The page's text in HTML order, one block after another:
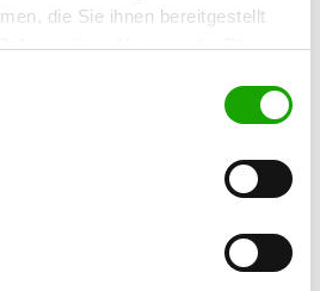
die Sie ihnen bereitgestellt
Ihrer Nutzung der Dienste
Webseite weiterhin nutzen.
7a